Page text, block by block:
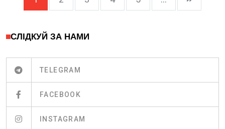
СЛІДКУЙ ЗА НАМИ
TELEGRAM
FACEBOOK
INSTAGRAM